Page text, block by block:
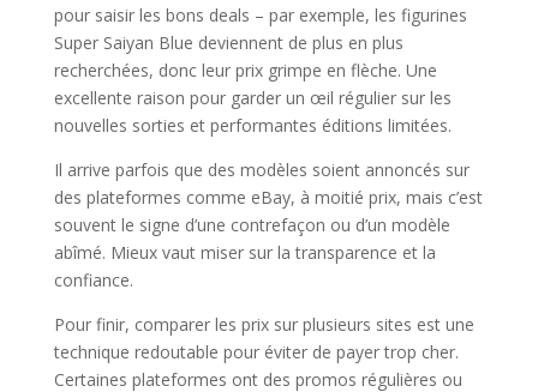
pour saisir les bons deals – par exemple, les figurines
Super Saiyan Blue deviennent de plus en plus
recherchées, donc leur prix grimpe en flèche. Une
excellente raison pour garder un œil régulier sur les
nouvelles sorties et performantes éditions limitées.
Il arrive parfois que des modèles soient annoncés sur
des plateformes comme eBay, à moitié prix, mais c’est
souvent le signe d’une contrefaçon ou d’un modèle
abîmé. Mieux vaut miser sur la transparence et la
confiance.
Pour finir, comparer les prix sur plusieurs sites est une
technique redoutable pour éviter de payer trop cher.
Certaines plateformes ont des promos régulières ou